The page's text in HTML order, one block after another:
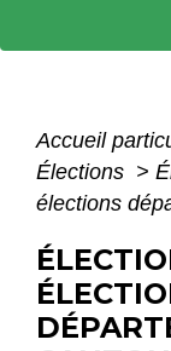
Accueil
Élections >
élections